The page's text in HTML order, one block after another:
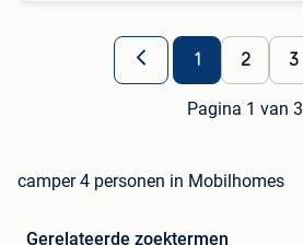
1 2 3
Pagina 1 van 3
camper 4 personen in Mobilhomes
Gerelateerde zoektermen